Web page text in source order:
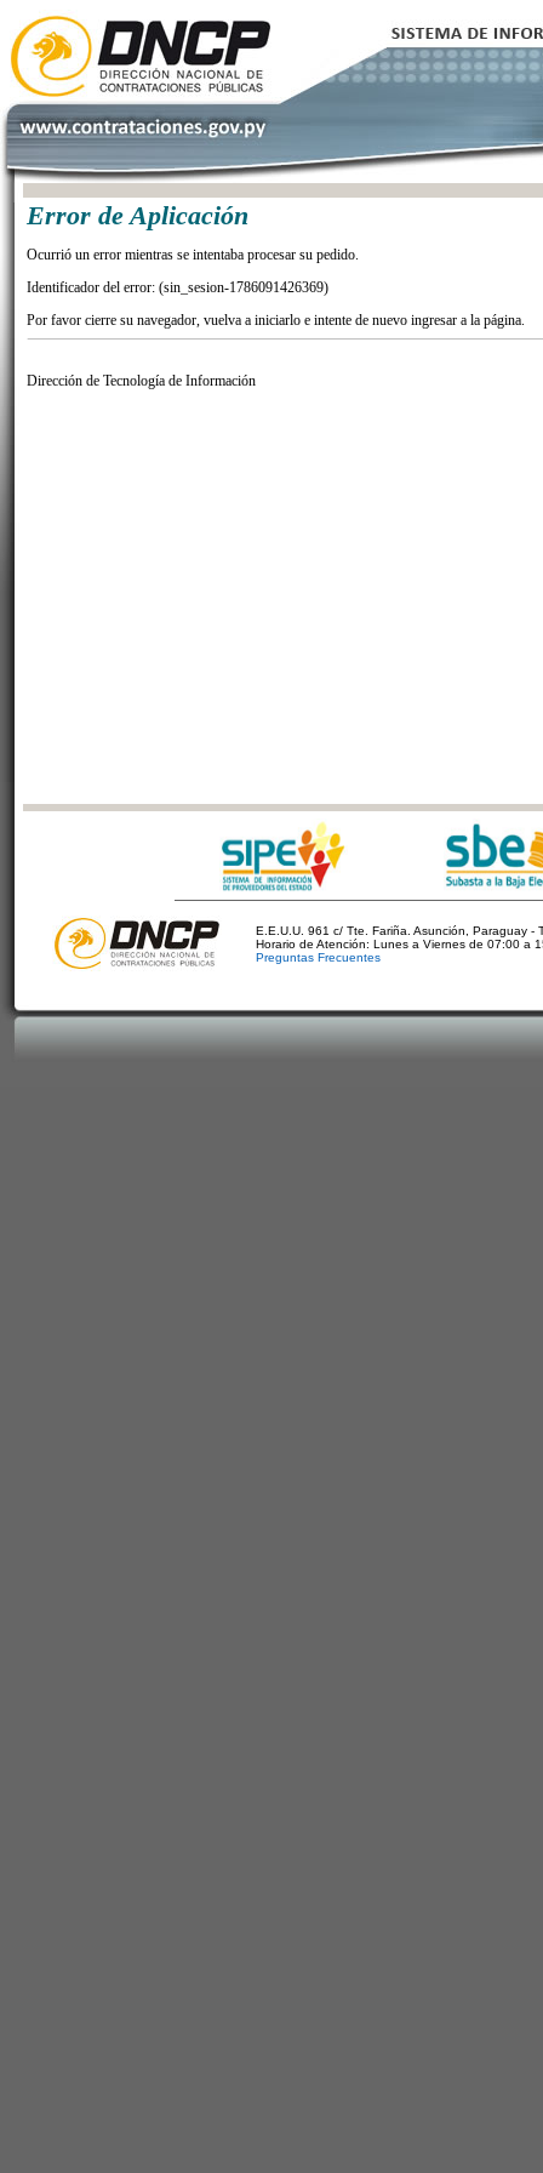
Error de Aplicación
Ocurrió un error mientras se intentaba procesar su pedido.
Identificador del error: (sin_sesion-1786091426369)
Por favor cierre su navegador, vuelva a iniciarlo e intente de nuevo ingresar a la página.
Dirección de Tecnología de Información
E.E.U.U. 961 c/ Tte. Fariña. Asunción, Paraguay -
Horario de Atención: Lunes a Viernes de 07:00 a
Preguntas Frecuentes